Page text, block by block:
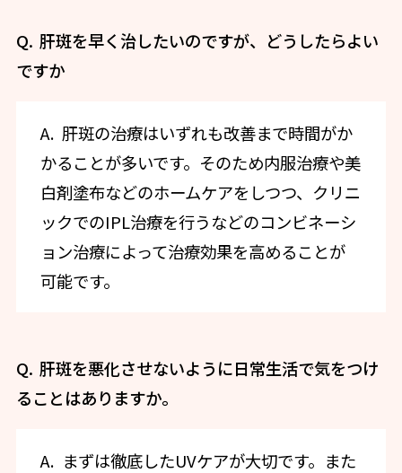
肝斑を早く治したいのですが、どうしたらよい
ですか
肝斑の治療はいずれも改善まで時間がか
かることが多いです。そのため内服治療や美
白剤塗布などのホームケアをしつつ、クリニ
ックでのIPL治療を行うなどのコンビネーシ
ョン治療によって治療効果を高めることが
可能です。
肝斑を悪化させないように日常生活で気をつけ
ることはありますか。
まずは徹底したUVケアが大切です。また